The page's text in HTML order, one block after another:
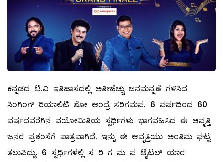
ಕನ್ನಡದ ಟಿ.ವಿ ಇತಿಹಾಸದಲ್ಲಿ ಅತೀಹೆಚ್ಚು ಜನಮನ್ನಣೆ ಗಳಿಸಿದ
ಸಿಂಗಿಂಗ್ ರಿಯಾಲಿಟಿ ಶೋ ಅಂದ್ರೆ ಸರಿಗಮಪ. 6 ವರ್ಷದಿಂದ 60
ವರ್ಷದವರೆಗಿನ ವಯೋಮಿತಿಯ ಸ್ಪರ್ಧಿಗಳು ಭಾಗವಹಿಸಿದ ಈ ಆವೃತ್ತಿ
ಜನರ ಪ್ರಶಂಸೆಗೆ ಪಾತ್ರವಾಗಿದೆ. ಇನ್ನು ಈ ಆವೃತ್ತಿಯು ಅಂತಿಮ ಘಟ್ಟ
ತಲುಪಿದ್ದು, 6 ಸ್ಪರ್ಧಿಗಳಲ್ಲಿ ಸ ರಿ ಗ ಮ ಪ ಟೈಟಲ್ ಯಾರ